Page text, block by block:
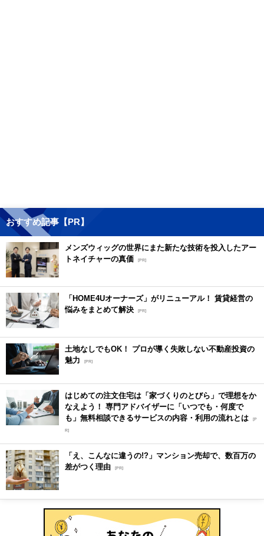
おすすめ記事【PR】
メンズウィッグの世界にまた新たな技術を投入したアー
トネイチャーの真価
[PR]
「HOME4Uオーナーズ」がリニューアル！ 賃貸経営の
悩みをまとめて解決 [PR]
土地なしでもOK！ プロが導く失敗しない不動産投資の
魅力
[PR]
はじめての注文住宅は「家づくりのとびら」で理想をか
なえよう！ 専門アドバイザーに「いつでも・何度で
も」無料相談できるサービスの内容・利用の流れとは [P
R]
「え、こんなに違うの!?」マンション売却で、数百万の
差がつく理由 [PR]